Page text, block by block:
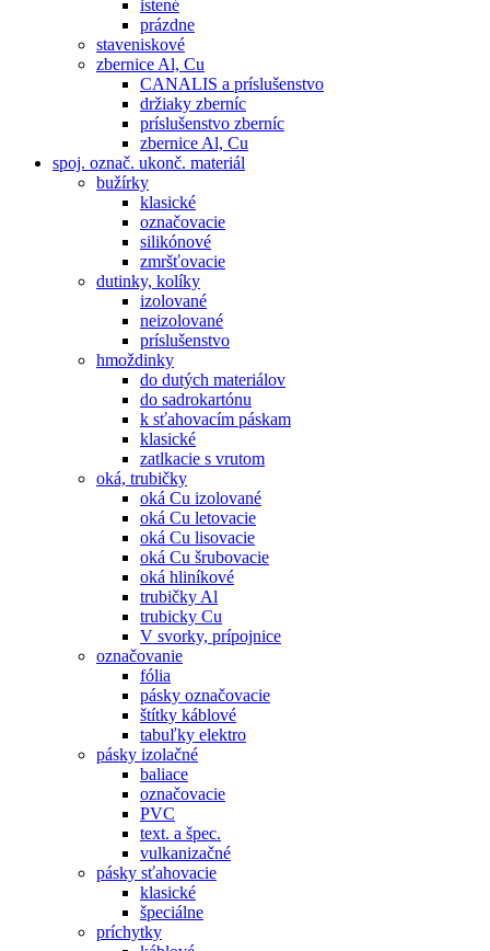
istené
prázdne
staveniskové
zbernice Al, Cu
CANALIS a príslušenstvo
držiaky zberníc
príslušenstvo zberníc
zbernice Al, Cu
spoj. označ. ukonč. materiál
bužírky
klasické
označovacie
silikónové
zmršťovacie
dutinky, kolíky
izolované
neizolované
príslušenstvo
hmoždinky
do dutých materiálov
do sadrokartónu
k sťahovacím páskam
klasické
zatlkacie s vrutom
oká, trubičky
oká Cu izolované
oká Cu letovacie
oká Cu lisovacie
oká Cu šrubovacie
oká hliníkové
trubičky Al
trubicky Cu
V svorky, prípojnice
označovanie
fólia
pásky označovacie
štítky káblové
tabuľky elektro
pásky izolačné
baliace
označovacie
PVC
text. a špec.
vulkanizačné
pásky sťahovacie
klasické
špeciálne
príchytky